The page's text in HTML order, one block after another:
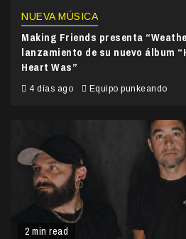
NUEVA MÚSICA
Making Friends presenta
lanzamiento de su nuevo álbum
Heart Was”
4 días ago Equipo punkeando
2 min read